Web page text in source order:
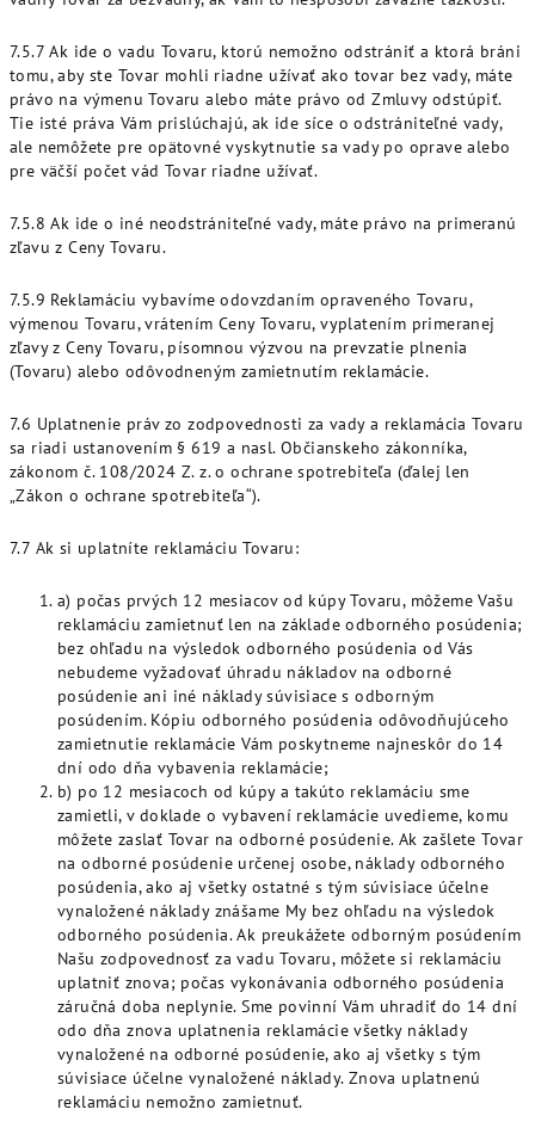
7.5.7 Ak ide o vadu Tovaru, ktorú nemožno odstrániť a ktorá bráni
tomu, aby ste Tovar mohli riadne užívať ako tovar bez vady, máte
právo na výmenu Tovaru alebo máte právo od Zmluvy odstúpiť.
Tie isté práva Vám prislúchajú, ak ide síce o odstrániteľné vady,
ale nemôžete pre opätovné vyskytnutie sa vady po oprave alebo
pre väčší počet vád Tovar riadne užívať.
7.5.8 Ak ide o iné neodstrániteľné vady, máte právo na primeranú
zľavu z Ceny Tovaru.
7.5.9 Reklamáciu vybavíme odovzdaním opraveného Tovaru,
výmenou Tovaru, vrátením Ceny Tovaru, vyplatením primeranej
zľavy z Ceny Tovaru, písomnou výzvou na prevzatie plnenia
(Tovaru) alebo odôvodneným zamietnutím reklamácie.
7.6 Uplatnenie práv zo zodpovednosti za vady a reklamácia Tovaru
sa riadi ustanovením § 619 a nasl. Občianskeho zákonníka,
zákonom č. 108/2024 Z. z. o ochrane spotrebiteľa (ďalej len
„Zákon o ochrane spotrebiteľa“).
7.7 Ak si uplatníte reklamáciu Tovaru:
a) počas prvých 12 mesiacov od kúpy Tovaru, môžeme Vašu
reklamáciu zamietnuť len na základe odborného posúdenia;
bez ohľadu na výsledok odborného posúdenia od Vás
nebudeme vyžadovať úhradu nákladov na odborné
posúdenie ani iné náklady súvisiace s odborným
posúdením. Kópiu odborného posúdenia odôvodňujúceho
zamietnutie reklamácie Vám poskytneme najneskôr do 14
dní odo dňa vybavenia reklamácie;
b) po 12 mesiacoch od kúpy a takúto reklamáciu sme
zamietli, v doklade o vybavení reklamácie uvedieme, komu
môžete zaslať Tovar na odborné posúdenie. Ak zašlete Tovar
na odborné posúdenie určenej osobe, náklady odborného
posúdenia, ako aj všetky ostatné s tým súvisiace účelne
vynaložené náklady znášame My bez ohľadu na výsledok
odborného posúdenia. Ak preukážete odborným posúdením
Našu zodpovednosť za vadu Tovaru, môžete si reklamáciu
uplatniť znova; počas vykonávania odborného posúdenia
záručná doba neplynie. Sme povinní Vám uhradiť do 14 dní
odo dňa znova uplatnenia reklamácie všetky náklady
vynaložené na odborné posúdenie, ako aj všetky s tým
súvisiace účelne vynaložené náklady. Znova uplatnenú
reklamáciu nemožno zamietnuť.